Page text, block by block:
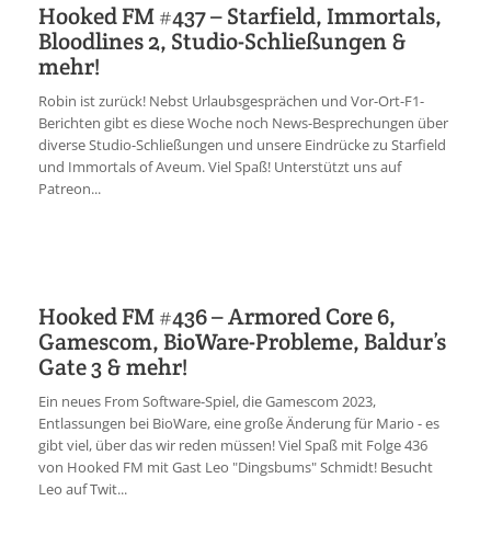
Hooked FM #437 – Starfield, Immortals,
Bloodlines 2, Studio-Schließungen &
mehr!
Robin ist zurück! Nebst Urlaubsgesprächen und Vor-Ort-F1-
Berichten gibt es diese Woche noch News-Besprechungen über
diverse Studio-Schließungen und unsere Eindrücke zu Starfield
und Immortals of Aveum. Viel Spaß! Unterstützt uns auf
Patreon...
Hooked FM #436 – Armored Core 6,
Gamescom, BioWare-Probleme, Baldur’s
Gate 3 & mehr!
Ein neues From Software-Spiel, die Gamescom 2023,
Entlassungen bei BioWare, eine große Änderung für Mario - es
gibt viel, über das wir reden müssen! Viel Spaß mit Folge 436
von Hooked FM mit Gast Leo "Dingsbums" Schmidt! Besucht
Leo auf Twit...